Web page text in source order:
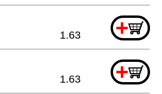
+
1.63
+
1.63